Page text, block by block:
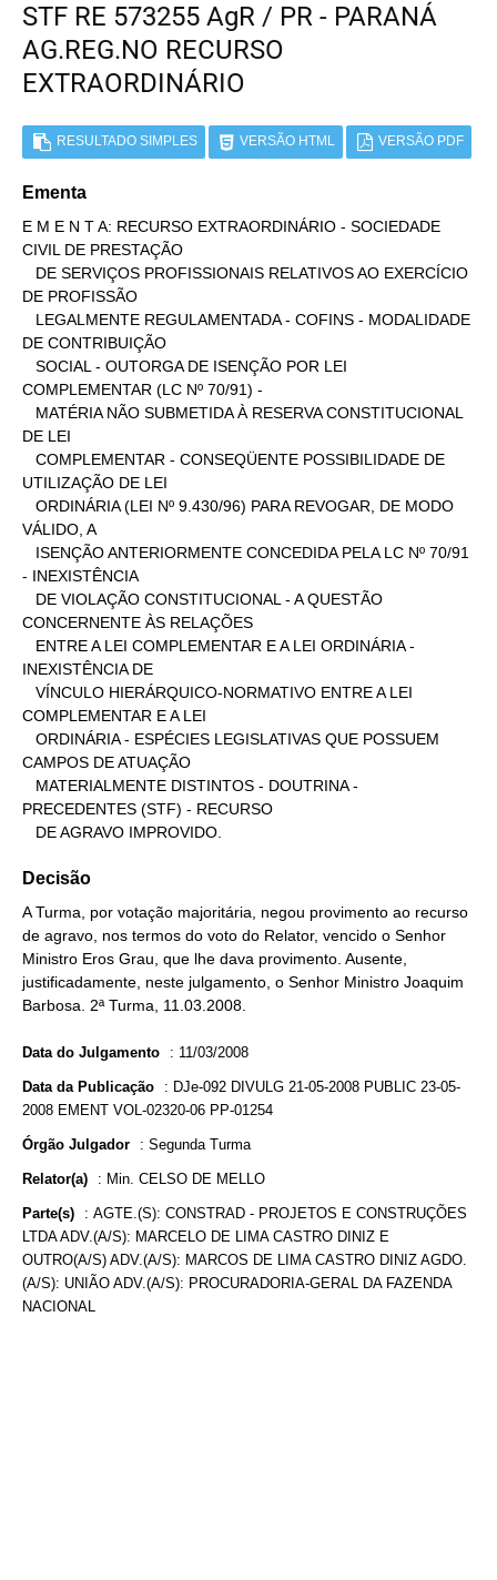
STF RE 573255 AgR / PR - PARANÁ
AG.REG.NO RECURSO
EXTRAORDINÁRIO
RESULTADO SIMPLES VERSÃO HTML VERSÃO PDF
Ementa
E M E N T A: RECURSO EXTRAORDINÁRIO - SOCIEDADE
CIVIL DE PRESTAÇÃO
DE PROFISSÃO
DE CONTRIBUIÇÃO
COMPLEMENTAR (LC Nº 70/91) -
DE LEI
UTILIZAÇÃO DE LEI
VÁLIDO, A
- INEXISTÊNCIA
CONCERNENTE ÀS RELAÇÕES
INEXISTÊNCIA DE
COMPLEMENTAR E A LEI
CAMPOS DE ATUAÇÃO
PRECEDENTES (STF) - RECURSO
   DE AGRAVO IMPROVIDO.
Decisão
A Turma, por votação majoritária, negou provimento ao recurso
de agravo, nos termos do voto do Relator, vencido o Senhor
Ministro Eros Grau, que lhe dava provimento. Ausente,
justificadamente, neste julgamento, o Senhor Ministro Joaquim
Barbosa. 2ª Turma, 11.03.2008.
Data do Julgamento : 11/03/2008
Data da Publicação : DJe-092 DIVULG 21-05-2008 PUBLIC 23-05-
2008 EMENT VOL-02320-06 PP-01254
Órgão Julgador : Segunda Turma
Relator(a) : Min. CELSO DE MELLO
Parte(s) : AGTE.(S): CONSTRAD - PROJETOS E CONSTRUÇÕES
LTDA ADV.(A/S): MARCELO DE LIMA CASTRO DINIZ E
OUTRO(A/S) ADV.(A/S): MARCOS DE LIMA CASTRO DINIZ AGDO.
(A/S): UNIÃO ADV.(A/S): PROCURADORIA-GERAL DA FAZENDA
NACIONAL